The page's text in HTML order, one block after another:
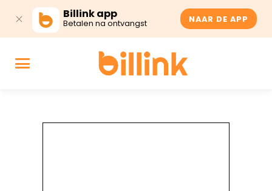
Billink app
Betalen na ontvangst NAAR DE APP